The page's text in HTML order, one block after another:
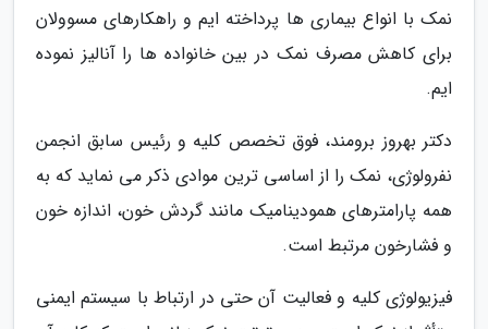
نمک با انواع بیماری ها پرداخته ایم و راهکارهای مسوولان
برای کاهش مصرف نمک در بین خانواده ها را آنالیز نموده
ایم.
دکتر بهروز برومند، فوق تخصص کلیه و رئیس سابق انجمن
نفرولوژی، نمک را از اساسی ترین موادی ذکر می نماید که به
همه پارامترهای همودینامیک مانند گردش خون، اندازه خون
و فشارخون مرتبط است.
فیزیولوژی کلیه و فعالیت آن حتی در ارتباط با سیستم ایمنی